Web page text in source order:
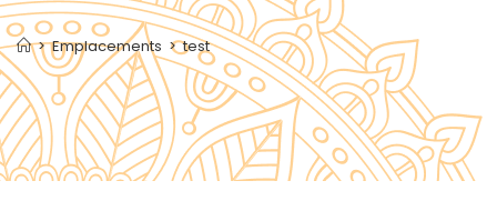
> Emplacements > test